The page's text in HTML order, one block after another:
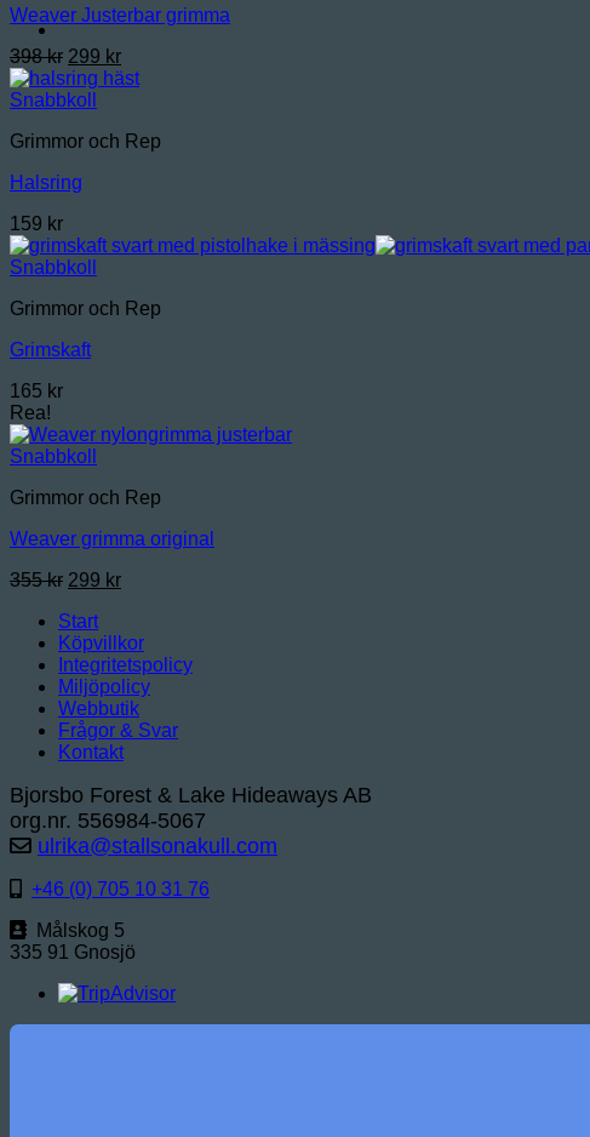
Weaver Justerbar grimma
398kr Det
ursprungliga
priset
398 kr.
299 krDet
nuvarande
299 kr.
Snabbkoll
Grimmor och Rep
Halsring
159 kr
Snabbkoll
Grimmor och Rep
Grimskaft
165 kr
Rea!
Snabbkoll
Grimmor och Rep
Weaver grimma original
355kr Det
priset
var:
355 kr.
299 krDet
är:
299 kr.
Start
Köpvillkor
Integritetspolicy
Miljöpolicy
Webbutik
Frågor & Svar
Kontakt
Bjorsbo Forest & Lake Hideaways AB
org.nr. 556984-5067
ulrika@stallsonakull.com
+46 (0) 705 10 31 76
Målskog 5
335 91 Gnosjö